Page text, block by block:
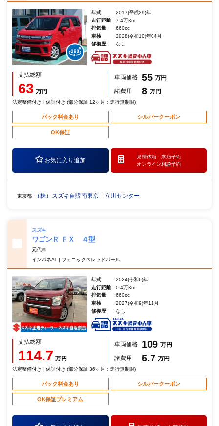
年式
2017(平成29)年
走行距離
7.4万Km
排気量
660cc
車検
2028(令和10)年04月
修復歴
なし
支払総額
63 万円
車両価格 55 万円
諸費用
8 万円
法定整備付き | 保証付き (部分保証 12ヶ月：走行無制限)
パック料金あり シルバークーポン
OK保証
お気に入り追加
見積依頼・ 来店予約
オンライン相談予約
東京都 （株）スズキ自販南東京 立川センター
スズキ
ワゴンＲ ＦＸ ４型
元代車
インパネAT | フェニックスレッドパール
年式
2024(令和6)年
走行距離
0.4万Km
排気量
660cc
車検
2027(令和9)年11月
修復歴
なし
支払総額
114.7 万円
車両価格 109 万円
諸費用
5.7 万円
法定整備付き | 保証付き (部分保証 36ヶ月：走行無制限)
パック料金あり シルバークーポン
OK保証プレミアム